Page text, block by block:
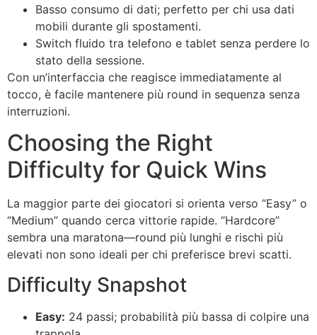
Basso consumo di dati; perfetto per chi usa dati
mobili durante gli spostamenti.
Switch fluido tra telefono e tablet senza perdere lo
stato della sessione.
Con un’interfaccia che reagisce immediatamente al
tocco, è facile mantenere più round in sequenza senza
interruzioni.
Choosing the Right
Difficulty for Quick Wins
La maggior parte dei giocatori si orienta verso “Easy” o
“Medium” quando cerca vittorie rapide. “Hardcore”
sembra una maratona—round più lunghi e rischi più
elevati non sono ideali per chi preferisce brevi scatti.
Difficulty Snapshot
Easy: 24 passi; probabilità più bassa di colpire una